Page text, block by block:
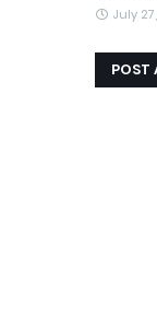
July
POST